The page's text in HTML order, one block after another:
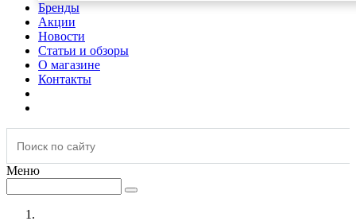
Бренды
Акции
Новости
Статьи и обзоры
О магазине
Контакты
Меню